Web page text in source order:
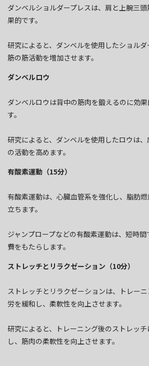
ダンベルショルダープレスは、肩と上腕三
果的です。
研究によると、ダンベルを使用したショル
筋の筋活動を増加させます。
ダンベルロウ
ダンベルロウは背中の筋肉を鍛えるのに効
す。
研究によると、ダンベルを使用したロウは
の活動を高めます。
有酸素運動（15分）
有酸素運動は、心臓血管系を強化し、脂肪
立ちます。
ジャンプロープなどの有酸素運動は、短時
費をもたらします。
ストレッチとリラクゼーション（10分）
ストレッチとリラクゼーションは、トレー
労を緩和し、柔軟性を向上させます。
研究によると、トレーニング後のストレッ
し、筋肉の柔軟性を向上させます。